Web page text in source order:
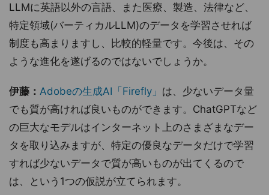
LLMに英語以外の言語、また医療、製造、法律など、
特定領域(バーティカルLLM)のデータを学習させれば
制度も高まりますし、比較的軽量です。今後は、その
ような進化を遂げるのではないでしょうか。
伊藤： Adobeの生成AI「Firefly」 は、少ないデータ量
でも質が高ければ良いものができます。ChatGPTなど
の巨大なモデルはインターネット上のさまざまなデー
タを取り込みますが、特定の優良なデータだけで学習
すれば少ないデータで質が高いものが出てくるので
は、という1つの仮説が立てられます。